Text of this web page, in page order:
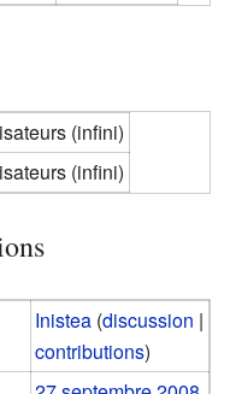
(infini)
(infini)
Inistea (discussion |
contributions)